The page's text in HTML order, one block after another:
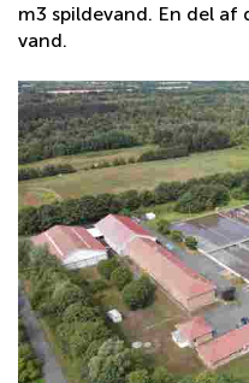
m3 spildevand. En del
vand.